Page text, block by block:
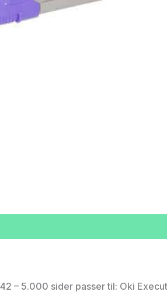
– 5.000 sider passer til: Oki